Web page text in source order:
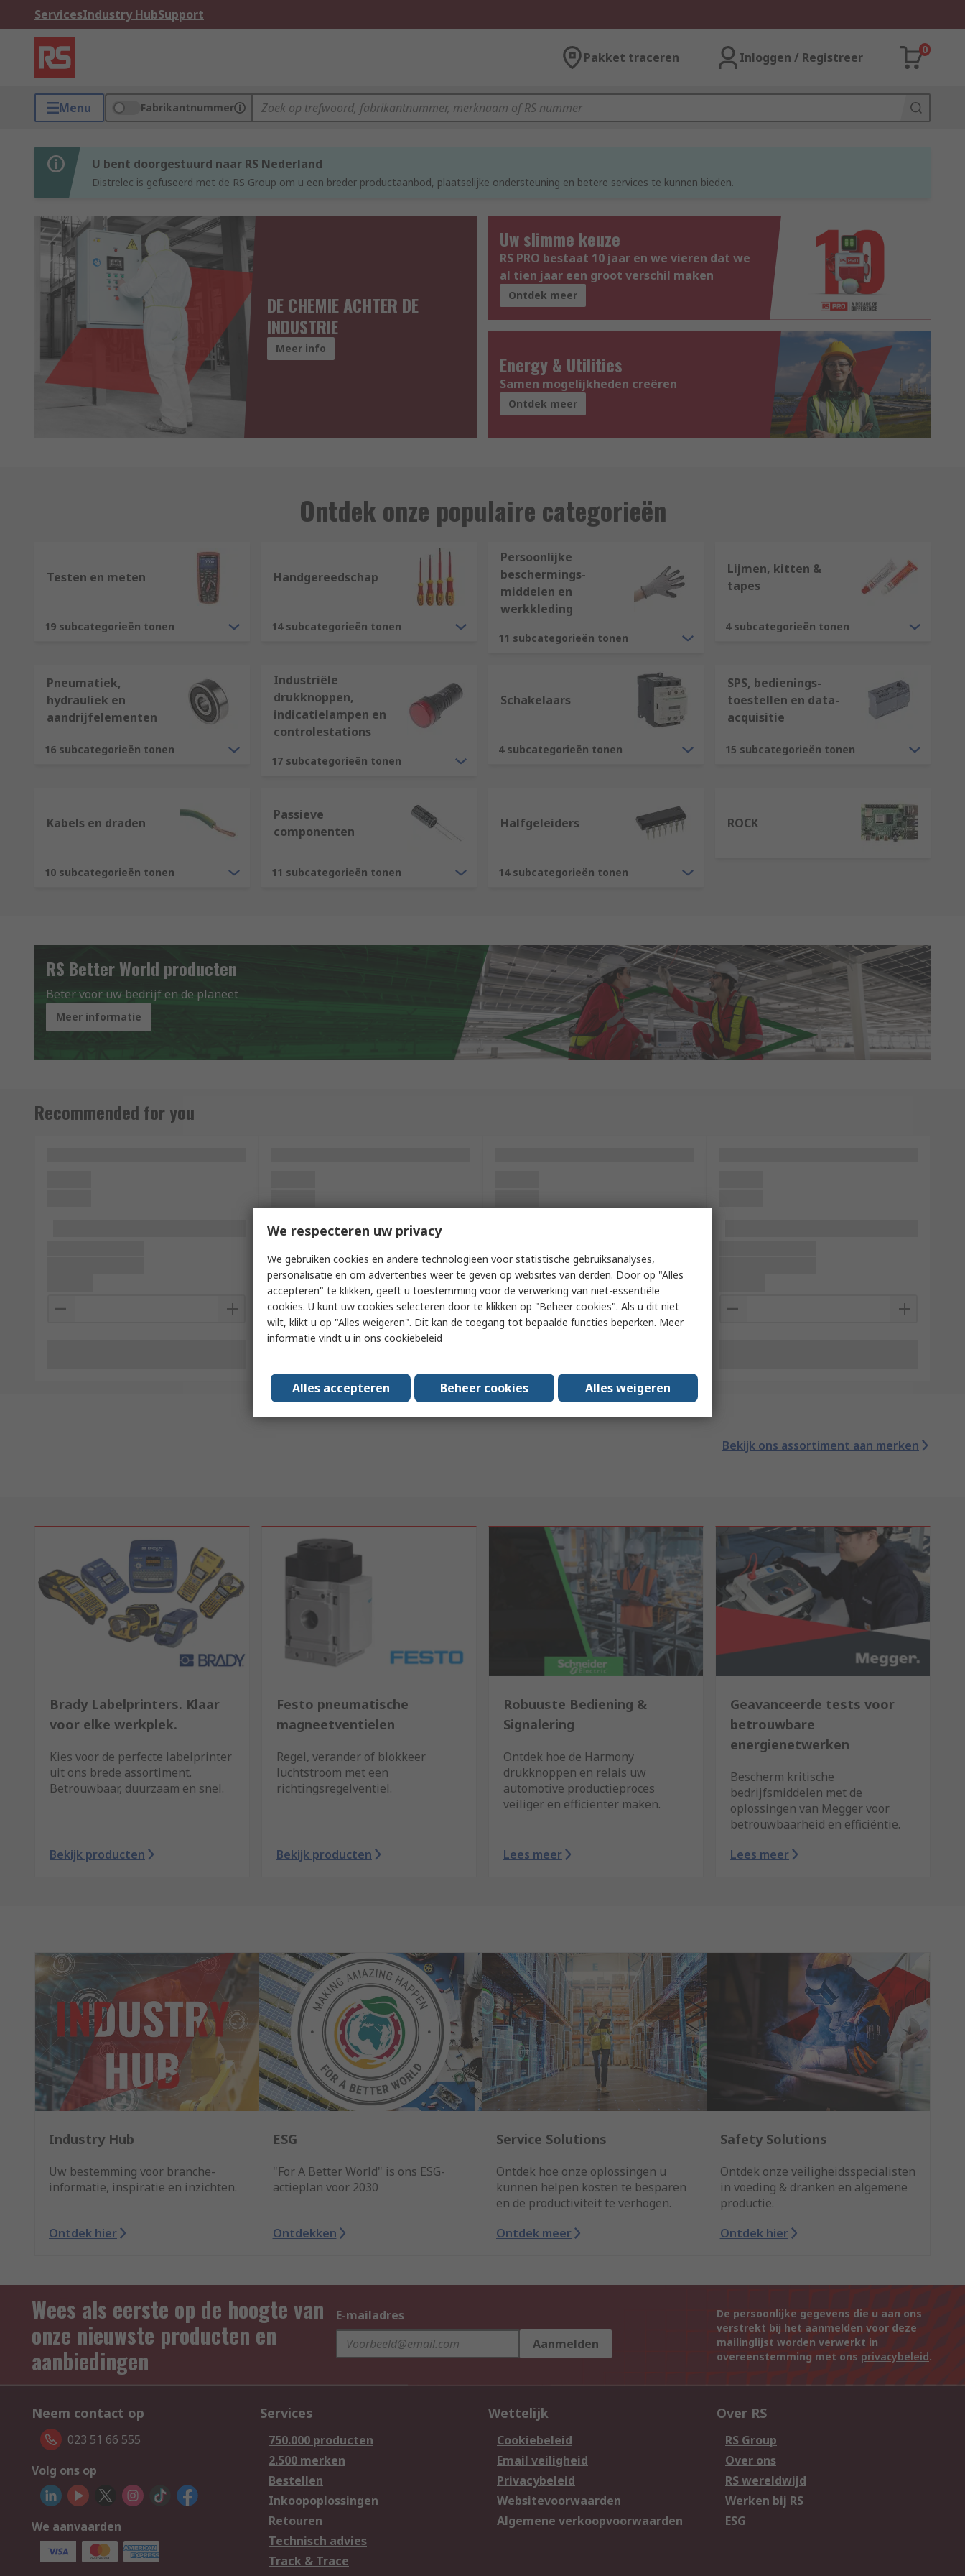
ServicesIndustry HubSupport
Pakket traceren Inloggen / Registreer
0
Menu Fabrikantnummer
U bent doorgestuurd naar RS Nederland
Distrelec is gefuseerd met de RS Group om u een breder productaanbod, plaatselijke ondersteuning en betere services te kunnen bieden.
DE CHEMIE ACHTER DE
INDUSTRIE
Meer info
Uw slimme keuze
RS PRO bestaat 10 jaar en we vieren dat we
al tien jaar een groot verschil maken
Ontdek meer
Energy & Utilities
Samen mogelijkheden creëren
Ontdek meer
Ontdek onze populaire categorieën
Testen en meten
19 subcategorieën tonen
Handgereedschap
14 subcategorieën tonen
Persoonlijke
beschermings-
middelen en
werkkleding
11 subcategorieën tonen
Lijmen, kitten &
tapes
4 subcategorieën tonen
Pneumatiek,
hydrauliek en
aandrijfelementen
16 subcategorieën tonen
Industriële
drukknoppen,
indicatielampen en
controlestations
17 subcategorieën tonen
Schakelaars
4 subcategorieën tonen
SPS, bedienings-
toestellen en data-
acquisitie
15 subcategorieën tonen
Kabels en draden
10 subcategorieën tonen
Passieve
componenten
11 subcategorieën tonen
Halfgeleiders
14 subcategorieën tonen
ROCK
RS Better World producten
Beter voor uw bedrijf en de planeet
Meer informatie
Recommended for you
Bekijk ons assortiment aan merken
Brady Labelprinters. Klaar
voor elke werkplek.
Kies voor de perfecte labelprinter
uit ons brede assortiment.
Betrouwbaar, duurzaam en snel.
Bekijk producten
Festo pneumatische
magneetventielen
Regel, verander of blokkeer
luchtstroom met een
richtingsregelventiel.
Bekijk producten
Robuuste Bediening &
Signalering
Ontdek hoe de Harmony
drukknoppen en relais uw
automotive productieproces
veiliger en efficiënter maken.
Lees meer
Geavanceerde tests voor
betrouwbare
energienetwerken
Bescherm kritische
bedrijfsmiddelen met de
oplossingen van Megger voor
betrouwbaarheid en efficiëntie.
Lees meer
Industry Hub
Uw bestemming voor branche-
informatie, inspiratie en inzichten.
Ontdek hier
ESG
"For A Better World" is ons ESG-
actieplan voor 2030
Ontdekken
Service Solutions
Ontdek hoe onze oplossingen u
kunnen helpen kosten te besparen
en de productiviteit te verhogen.
Ontdek meer
Safety Solutions
Ontdek onze veiligheidsspecialisten
in voeding & dranken en algemene
productie.
Ontdek hier
Wees als eerste op de hoogte van
onze nieuwste producten en
aanbiedingen
E-mailadres
Aanmelden
De persoonlijke gegevens die u aan ons
verstrekt bij het aanmelden voor deze
mailinglijst worden verwerkt in
overeenstemming met ons privacybeleid.
Neem contact op
023 51 66 555
Volg ons op
We aanvaarden
Services
750.000 producten
2.500 merken
Bestellen
Inkoopoplossingen
Retouren
Technisch advies
Track & Trace
Wettelijk
Cookiebeleid
Email veiligheid
Privacybeleid
Websitevoorwaarden
Algemene verkoopvoorwaarden
Over RS
RS Group
Over ons
RS wereldwijd
Werken bij RS
ESG
We respecteren uw privacy
We gebruiken cookies en andere technologieën voor statistische gebruiksanalyses,
personalisatie en om advertenties weer te geven op websites van derden. Door op "Alles
accepteren" te klikken, geeft u toestemming voor de verwerking van niet-essentiële
cookies. U kunt uw cookies selecteren door te klikken op "Beheer cookies". Als u dit niet
wilt, klikt u op "Alles weigeren". Dit kan de toegang tot bepaalde functies beperken. Meer
informatie vindt u in ons cookiebeleid
Alles accepteren Beheer cookies Alles weigeren